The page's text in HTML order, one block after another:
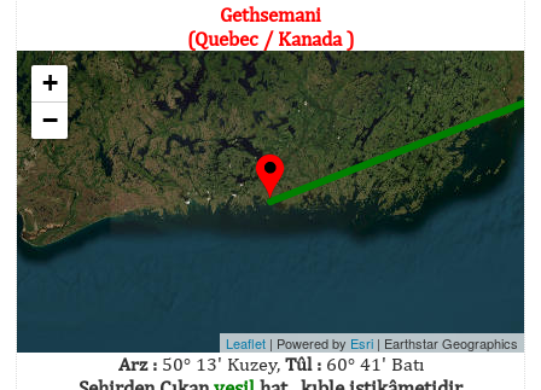
Gethsemani
(Quebec / Kanada )
+
−
Leaflet | Powered by Esri | Earthstar Geographics
Arz :50° 13' Kuzey, Tûl :60° 41' Batı